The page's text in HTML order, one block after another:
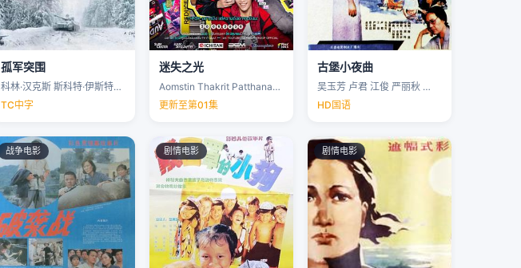
孤军突围
科林·汉克斯 斯科特·伊斯特伍德 安洁纽·艾莉丝-泰勒 泰勒·约翰·史密斯 …
TC中字
迷失之光
Aomstin Thakrit Patthanaworakit
更新至第01集
古堡小夜曲
吴玉芳 卢君 江俊 严丽秋 …
HD国语
战争电影 剧情电影 剧情电影